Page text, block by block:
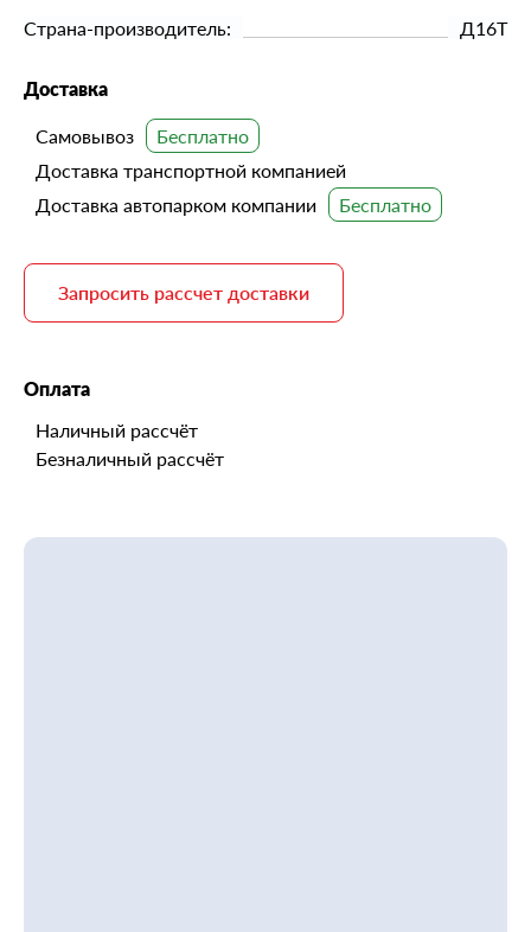
Страна-производитель:
Д16Т
Доставка
Самовывоз
Доставка транспортной компанией
Доставка автопарком компании
Запросить рассчет доставки
Оплата
Наличный рассчёт
Безналичный рассчёт